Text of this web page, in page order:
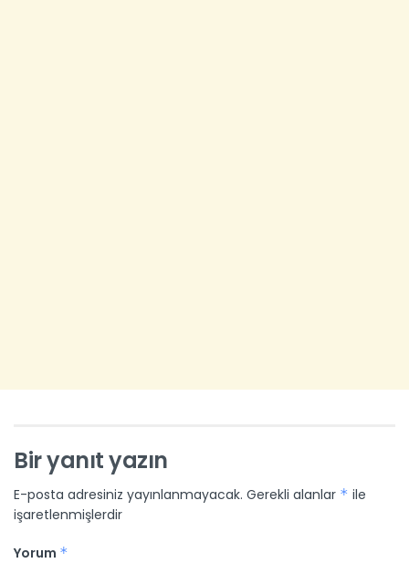
Bir yanıt yazın
E-posta adresiniz yayınlanmayacak. Gerekli alanlar * ile
işaretlenmişlerdir
Yorum *